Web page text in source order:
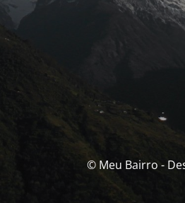
© Meu Bairro -